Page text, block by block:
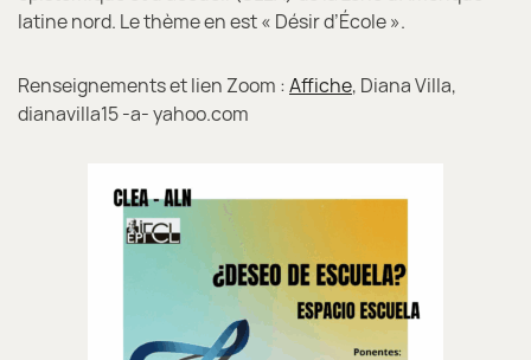
latine nord. Le thème en est « Désir d’École ».
Renseignements et lien Zoom : Affiche, Diana Villa,
dianavilla15 -a- yahoo.com